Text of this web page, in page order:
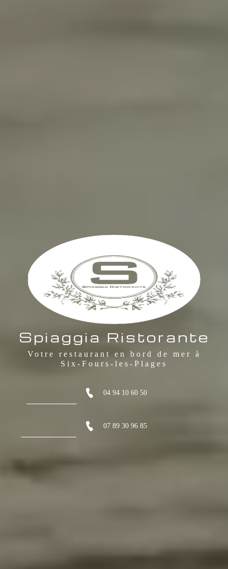
Spiaggia Ristorante
Votre restaurant en bord de mer à
Six-Fours-les-Plages
04 94 10 60 50
07 89 30 96 85